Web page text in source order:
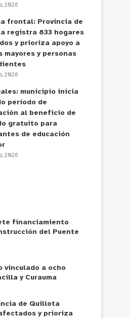
2026
frontal: Provincia de
registra 833 hogares
y prioriza apoyo a
mayores y personas
2026
municipio inicia
período de
al beneficio de
gratuito para
de educación
2026
financiamiento
del Puente
vinculado a ocho
y Curauma
de Quillota
y prioriza